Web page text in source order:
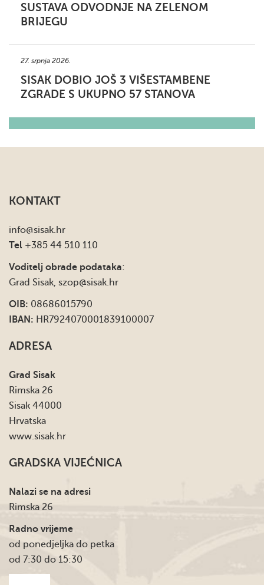
SUSTAVA ODVODNJE NA ZELENOM
BRIJEGU
27. srpnja 2026.
SISAK DOBIO JOŠ 3 VIŠESTAMBENE
ZGRADE S UKUPNO 57 STANOVA
KONTAKT
info@sisak.hr
Tel +385 44 510 110
Voditelj obrade podataka:
Grad Sisak, szop@sisak.hr
OIB: 08686015790
IBAN: HR7924070001839100007
ADRESA
Grad Sisak
Rimska 26
Sisak 44000
Hrvatska
www.sisak.hr
GRADSKA VIJEĆNICA
Nalazi se na adresi
Rimska 26
Radno vrijeme
od ponedjeljka do petka
od 7:30 do 15:30